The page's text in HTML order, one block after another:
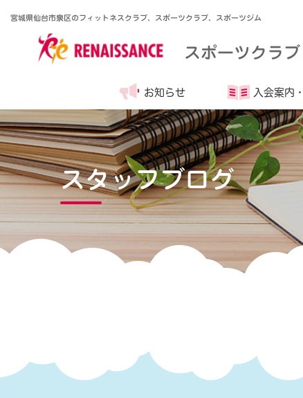
宮城県仙台市泉区のフィットネスクラブ、スポーツクラブ、スポーツジム
スポーツクラブ
お知らせ 入会案内・
スタッフブログ